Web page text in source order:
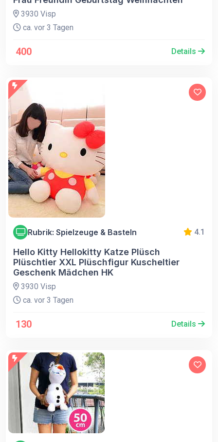
3930 Visp
ca. vor 3 Tagen
400 Details
Rubrik: Spielzeuge & Basteln 4.1
Hello Kitty Hellokitty Katze Plüsch
Plüschtier XXL Plüschfigur Kuscheltier
Geschenk Mädchen HK
3930 Visp
ca. vor 3 Tagen
130 Details